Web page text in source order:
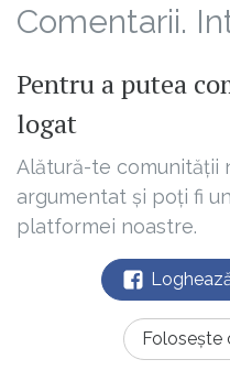
Comentarii.
Pentru a putea
logat
Alătură-te comunității
argumentat și poți fi
platformei noastre.
Folosește